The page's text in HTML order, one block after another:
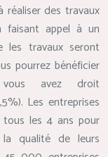
réaliser des travaux
faisant appel à un
les travaux seront
pourrez bénéficier
vous avez droit
Les entreprises
tous les 4 ans pour
qualité de leurs